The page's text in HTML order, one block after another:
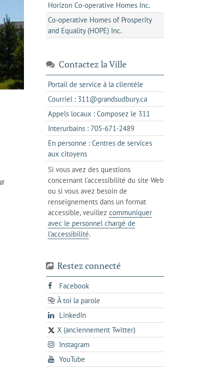
Horizon Co-operative Homes Inc.
Co-operative Homes of Prosperity
and Equality (HOPE) Inc.
Contactez la Ville
Portail de service à la clientèles'ouvre
dans
un
nouvel
Courriel : 311@grandsudbury.cas'ouvre
dans
votre
de
Appels locaux : Composez le 311
dans
un
client
téléphone
Interurbains : 705-671-2489s'ouvre
dans
client
votre
En personne : Centres de services
aux citoyenss'ouvre
dans
l'onglet
actuel
Si vous avez des questions
concernant l'accessibilité du site Web
ou si vous avez besoin de
renseignements dans un format
accessible, veuillez communiquer
avec le personnel chargé de
l'accessibilité.
Restez connecté
Facebooks'ouvre
dans
un
onglet
À toi la parole
opens
in
a
new
tab
LinkedInopens
in
a
new
X (anciennement Twitter)
s'ouvre
dans
un
nouvel
Instagrams'ouvre
dans
un
YouTubes'ouvre
dans